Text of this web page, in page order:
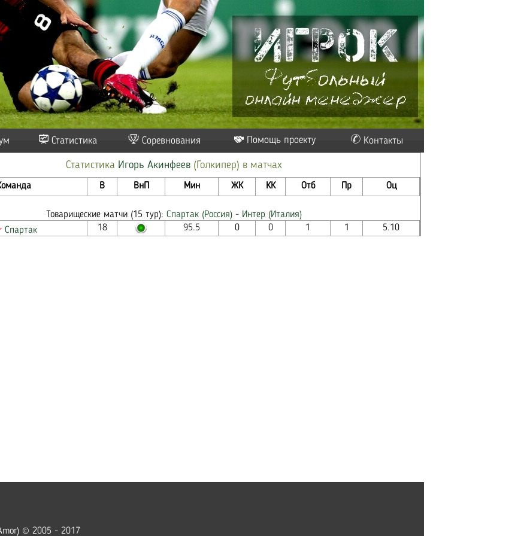
Статистика Соревнования Помощь проекту Контакты
Статистика Игорь Акинфeeв (Голкипер) в матчах
В ВнП Мин ЖК КК Отб Пр Оц
Товарищеские матчи (15 тур): Спартак (Россия) - Интер (Италия)
Спартак 18 95.5 0 0 1 1 5.10
© 2005 - 2017